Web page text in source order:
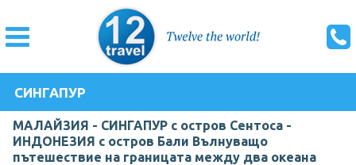
СИНГАПУР
МАЛАЙЗИЯ - СИНГАПУР с остров Сентоса -
ИНДОНЕЗИЯ с остров Бали Вълнуващо
пътешествие на границата между два океана